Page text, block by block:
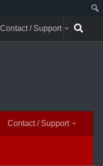
Contact / Support
Contact / Support